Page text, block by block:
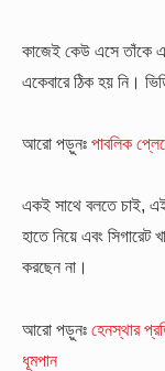
কাজেই কেউ এসে তাঁকে
একেবারে ঠিক হয় নি।
আরো পড়ুনঃ পাবলিক
একই সাথে বলতে চাই, এই
হাতে নিয়ে এবং সিগারেট
করছেন না।
আরো পড়ুনঃ হেনস্থার
ধূমপান